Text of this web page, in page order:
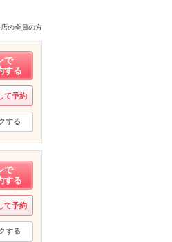
の全員の方
で
する
て予約
する
で
する
て予約
する